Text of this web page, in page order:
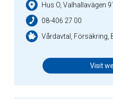
Hus O, Valhallavägen
08-406 27 00
Vårdavtal, Försäkring,
Visit